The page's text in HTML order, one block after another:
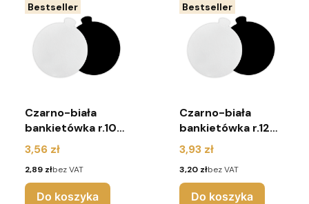
Bestseller
Czarno-biała
bankietówka r.10
cm (pakiet 10
sztuk)
Cena
3,56 zł
Cena
2,89 złbez VAT
Do koszyka
Bestseller
Czarno-biała
bankietówka r.12
cm (pakiet 10
sztuk)
Cena
3,93 zł
Cena
3,20 złbez VAT
Do koszyka